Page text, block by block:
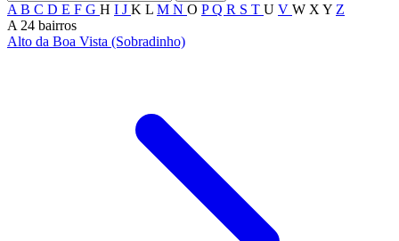
A B C D E F G H I J K L M N O PQ R S T U V W X Y Z
A 24 bairros
Alto da Boa Vista (Sobradinho)